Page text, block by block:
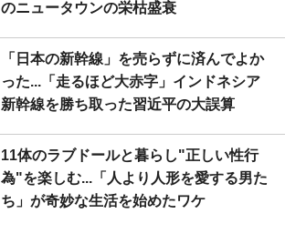
のニュータウンの栄枯盛衰
「日本の新幹線」を売らずに済んでよか
った...「走るほど大赤字」インドネシア
新幹線を勝ち取った習近平の大誤算
11体のラブドールと暮らし"正しい性行
為"を楽しむ...「人より人形を愛する男た
ち」が奇妙な生活を始めたワケ